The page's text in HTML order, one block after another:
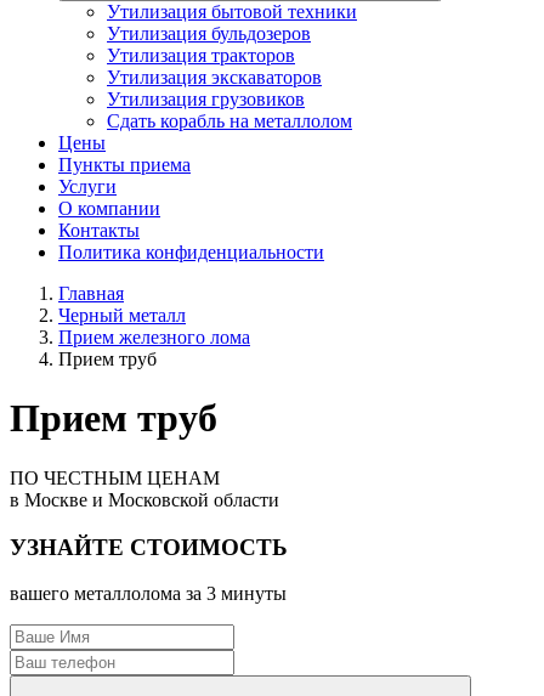
Утилизация бытовой техники
Утилизация бульдозеров
Утилизация тракторов
Утилизация экскаваторов
Утилизация грузовиков
Сдать корабль на металлолом
Цены
Пункты приема
Услуги
О компании
Контакты
Политика конфиденциальности
Главная
Черный металл
Прием железного лома
Прием труб
Прием труб
ПО ЧЕСТНЫМ ЦЕНАМ
в Москве и Московской области
УЗНАЙТЕ СТОИМОСТЬ
вашего металлолома за 3 минуты